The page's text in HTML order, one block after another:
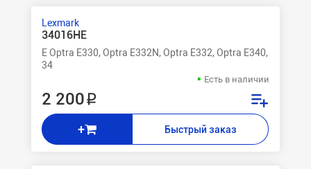
Lexmark
34016HE
E Optra E330, Optra E332N, Optra E332, Optra E340, Optra
34
Есть в наличии
2 200 ₽
+ Быстрый заказ